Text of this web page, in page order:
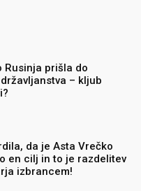
Rusinja prišla do
– kljub
da je Asta Vrečko
en cilj in to je razdelitev
izbrancem!